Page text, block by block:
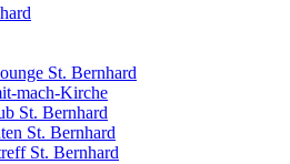
St. Bernhard
mach-Kirche
St. Bernhard
St. Bernhard
St. Bernhard